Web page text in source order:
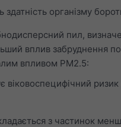
організму
пил,
вплив забруднення
впливом PM2.5:
віковоспецифічний
з частинок